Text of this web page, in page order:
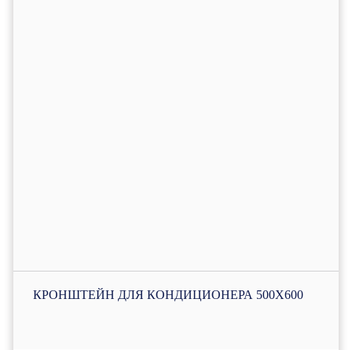
КРОНШТЕЙН ДЛЯ КОНДИЦИОНЕРА 500Х600